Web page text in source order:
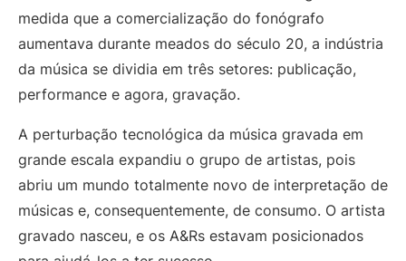
medida que a comercialização do fonógrafo
aumentava durante meados do século 20, a indústria
da música se dividia em três setores: publicação,
performance e agora, gravação.
A perturbação tecnológica da música gravada em
grande escala expandiu o grupo de artistas, pois
abriu um mundo totalmente novo de interpretação de
músicas e, consequentemente, de consumo. O artista
gravado nasceu, e os A&Rs estavam posicionados